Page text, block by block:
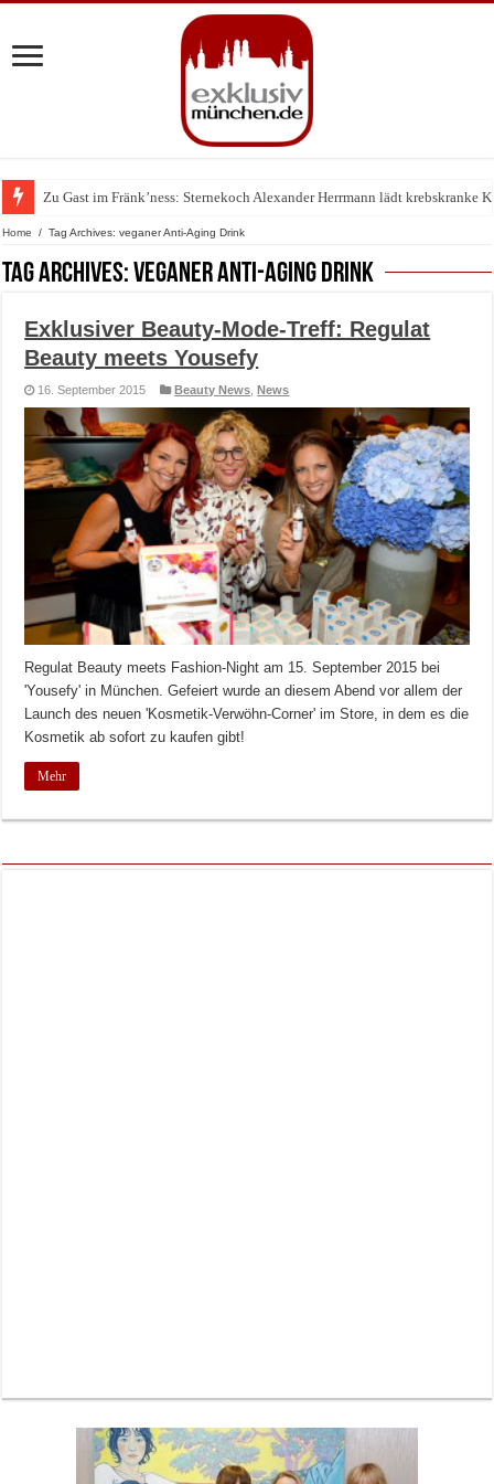
Zu Gast im Fränk’ness: Sternekoch Alexander Herrmann lädt krebskranke
Warum München gerade zum Treffpunkt der Lingerie-Branche wurde
Home / Tag Archives: veganer Anti-Aging Drink
Tag Archives:veganer Anti-Aging Drink
Exklusiver Beauty-Mode-Treff: Regulat
Beauty meets Yousefy
16. September 2015 Beauty News ,News
Regulat Beauty meets Fashion-Night am 15. September 2015 bei
'Yousefy' in München. Gefeiert wurde an diesem Abend vor allem der
Launch des neuen 'Kosmetik-Verwöhn-Corner' im Store, in dem es die
Kosmetik ab sofort zu kaufen gibt!
Mehr